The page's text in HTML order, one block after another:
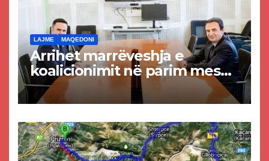
LAJME MAQEDONI
Arrihet marrëveshja e
koalicionimit në parim mes
Kurtit dhe Abdixhikut